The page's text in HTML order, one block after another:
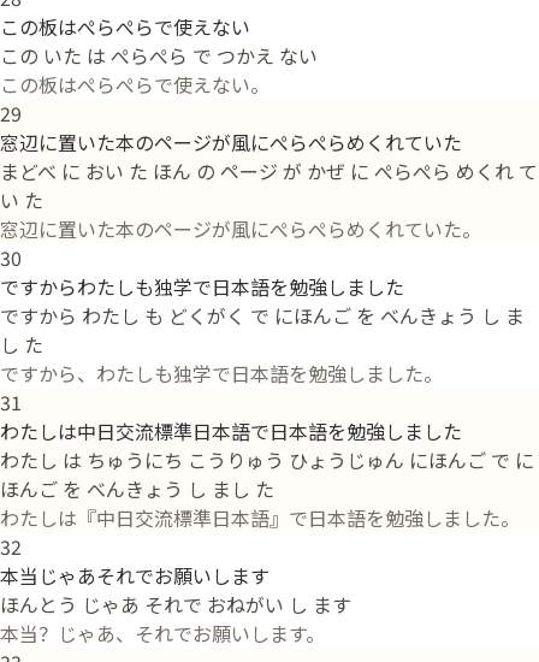
この板はぺらぺらで使えない
この いた は ぺらぺら で つかえ ない
この板はぺらぺらで使えない。
29
窓辺に置いた本のページが風にぺらぺらめくれていた
まどべ に おい た ほん の ページ が かぜ に ぺらぺら めくれ て
い た
窓辺に置いた本のページが風にぺらぺらめくれていた。
30
ですからわたしも独学で日本語を勉強しました
ですから わたし も どくがく で にほんご を べんきょう し ま
し た
ですから、わたしも独学で日本語を勉強しました。
31
わたしは中日交流標準日本語で日本語を勉強しました
わたし は ちゅうにち こうりゅう ひょうじゅん にほんご で に
ほんご を べんきょう し まし た
わたしは『中日交流標準日本語』で日本語を勉強しました。
32
本当じゃあそれでお願いします
ほんとう じゃあ それで おねがい し ます
本当？じゃあ、それでお願いします。